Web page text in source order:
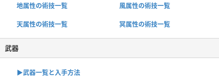
地属性の術技一覧 風属性の術技一覧
天属性の術技一覧 冥属性の術技一覧
武器
▶︎武器一覧と入手方法